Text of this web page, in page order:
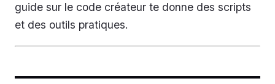
guide sur le code créateur te donne des scripts
et des outils pratiques.